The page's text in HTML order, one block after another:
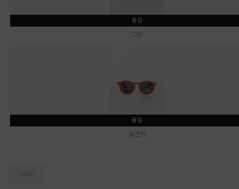
품절
그린
품절
오렌지